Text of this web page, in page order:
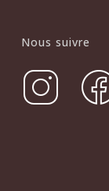
Nous suivre